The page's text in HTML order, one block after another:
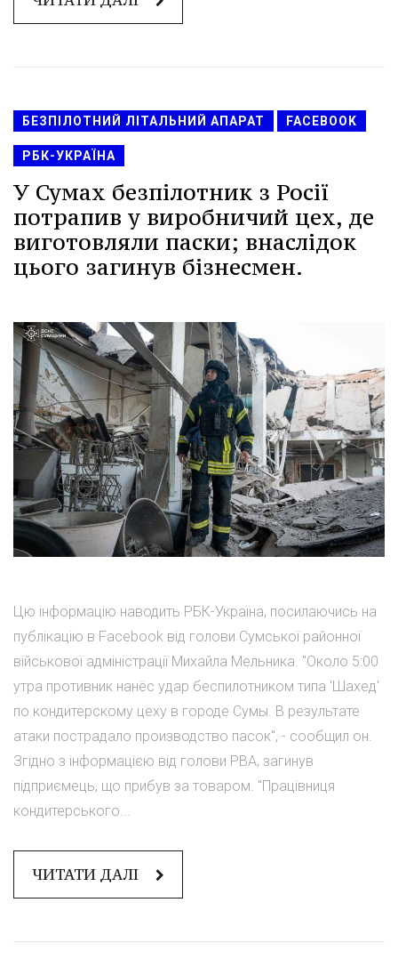
БЕЗПІЛОТНИЙ ЛІТАЛЬНИЙ АПАРАТ FACEBOOK
РБК-УКРАЇНА
У Сумах безпілотник з Росії
потрапив у виробничий цех, де
виготовляли паски; внаслідок
цього загинув бізнесмен.
Цю інформацію наводить РБК-Україна, посилаючись на
публікацію в Facebook від голови Сумської районної
військової адміністрації Михайла Мельника. "Около 5:00
утра противник нанёс удар беспилотником типа 'Шахед'
по кондитерскому цеху в городе Сумы. В результате
атаки пострадало производство пасок", - сообщил он.
Згідно з інформацією від голови РВА, загинув
підприємець, що прибув за товаром. "Працівниця
кондитерського...
ЧИТАТИ ДАЛІ